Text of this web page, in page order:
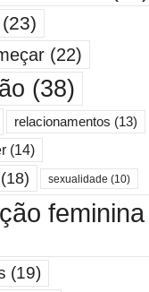
(22)
(38)
relacionamentos (13)
(14)
(18) sexualidade (10)
feminina
(19)